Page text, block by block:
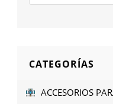
CATEGORÍAS
ACCESORIOS